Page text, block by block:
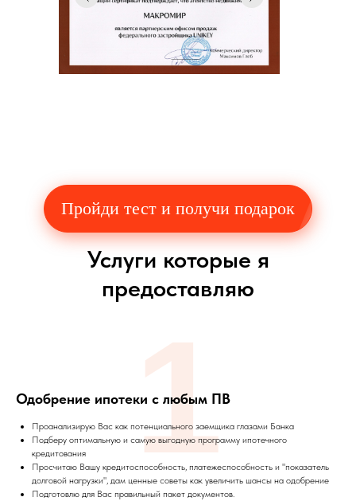
Пройди тест и получи подарок
Услуги которые я
предоставляю
Одобрение ипотеки с любым ПВ
Проанализирую Вас как потенциального заемщика глазами Банка
Подберу оптимальную и самую выгодную программу ипотечного
кредитования
Просчитаю Вашу кредитоспособность, платежеспособность и "показатель
долговой нагрузки", дам ценные советы как увеличить шансы на одобрение
Подготовлю для Вас правильный пакет документов.
1